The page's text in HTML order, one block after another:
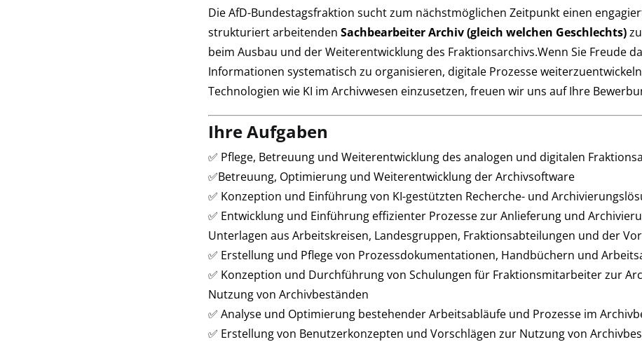
Die AfD-Bundestagsfraktion sucht zum nächstmöglichen Zeitpunkt einen
strukturiert arbeitenden Sachbearbeiter Archiv (gleich welchen Geschlechts)
beim Ausbau und der Weiterentwicklung des Fraktionsarchivs.Wenn Sie Freude
Informationen systematisch zu organisieren, digitale Prozesse
Technologien wie KI im Archivwesen einzusetzen, freuen wir uns auf Ihre
Ihre Aufgaben
✅ Pflege, Betreuung und Weiterentwicklung des analogen und digitalen
✅Betreuung, Optimierung und Weiterentwicklung der Archivsoftware
✅ Konzeption und Einführung von KI-gestützten Recherche- und
✅ Entwicklung und Einführung effizienter Prozesse zur Anlieferung und
Unterlagen aus Arbeitskreisen, Landesgruppen, Fraktionsabteilungen und der
✅ Erstellung und Pflege von Prozessdokumentationen, Handbüchern und
✅ Konzeption und Durchführung von Schulungen für Fraktionsmitarbeiter zur
Nutzung von Archivbeständen
✅ Analyse und Optimierung bestehender Arbeitsabläufe und Prozesse im
✅ Erstellung von Benutzerkonzepten und Vorschlägen zur Nutzung von